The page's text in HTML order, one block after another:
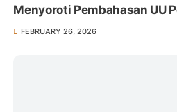
Menyoroti Pembahasan UU
FEBRUARY 26, 2026